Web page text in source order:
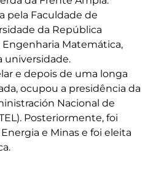
pela Faculdade de
da República
Matemática,
universidade.
e depois de uma longa
ocupou a presidência da
Nacional de
Posteriormente, foi
e Minas e foi eleita